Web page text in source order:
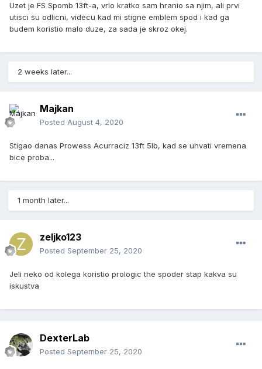
Uzet je FS Spomb 13ft-a, vrlo kratko sam hranio sa njim, ali prvi
utisci su odlicni, videcu kad mi stigne emblem spod i kad ga
budem koristio malo duze, za sada je skroz okej.
2 weeks later...
Majkan
Posted August 4, 2020
Stigao danas Prowess Acurraciz 13ft 5lb, kad se uhvati vremena
bice proba...
1 month later...
zeljko123
Posted September 25, 2020
Jeli neko od kolega koristio prologic the spoder stap kakva su
iskustva
DexterLab
Posted September 25, 2020